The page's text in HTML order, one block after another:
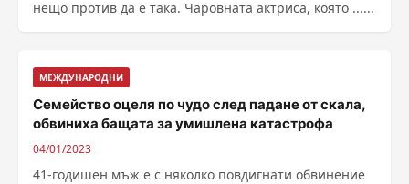
нещо против да е така. Чаровната актриса, която ......
МЕЖДУНАРОДНИ
Семейство оцеля по чудо след падане от скала,
обвиниха бащата за умишлена катастрофа
04/01/2023
41-годишен мъж е с няколко повдигнати обвинение